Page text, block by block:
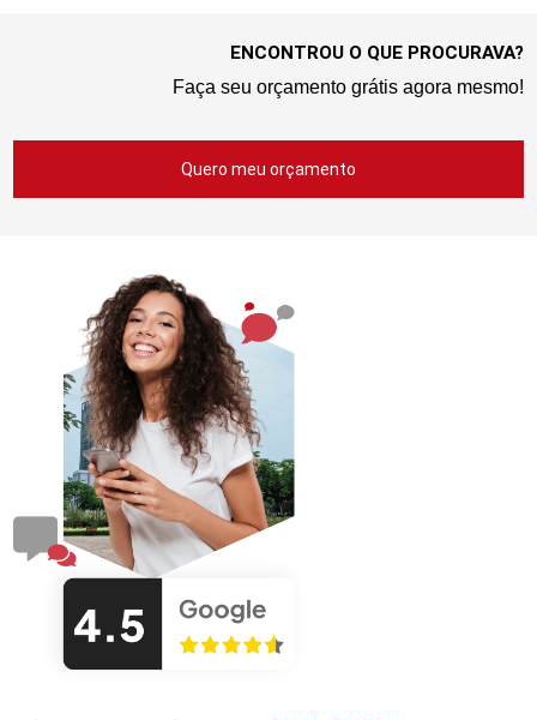
ENCONTROU O QUE PROCURAVA?
Faça seu orçamento grátis agora mesmo!
Quero meu orçamento